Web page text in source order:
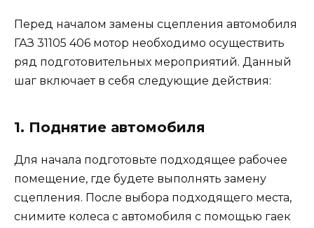
Перед началом замены сцепления автомобиля
ГАЗ 31105 406 мотор необходимо осуществить
ряд подготовительных мероприятий. Данный
шаг включает в себя следующие действия:
1. Поднятие автомобиля
Для начала подготовьте подходящее рабочее
помещение, где будете выполнять замену
сцепления. После выбора подходящего места,
снимите колеса с автомобиля с помощью гаек